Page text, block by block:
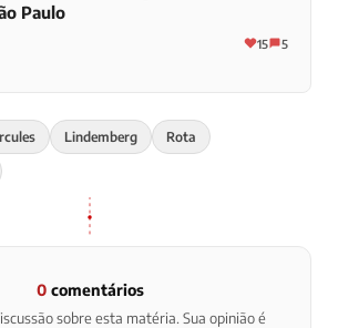
Paulo
15 5
Lindemberg Rota
0comentários
sobre esta matéria. Sua opinião é